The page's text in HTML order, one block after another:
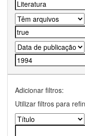
Adicionar filtros:
Utilizar filtros para